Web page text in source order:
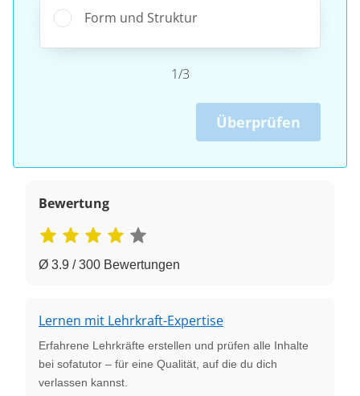
Form und Struktur
1/3
Überprüfen
Bewertung
Ø 3.9 / 300 Bewertungen
Lernen mit Lehrkraft-Expertise
Erfahrene Lehrkräfte erstellen und prüfen alle Inhalte
bei sofatutor – für eine Qualität, auf die du dich
verlassen kannst.